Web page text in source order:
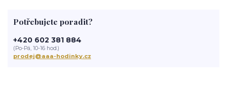
Potřebujete poradit?
+420 602 381 884
(Po-Pá, 10-16 hod.)
prodej@aaa-hodinky.cz